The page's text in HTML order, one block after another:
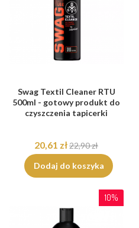
Swag Textil Cleaner RTU
500ml - gotowy produkt do
czyszczenia tapicerki
20,61 zł22,90 zł
Dodaj do koszyka
10%